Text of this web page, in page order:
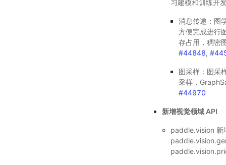
习建模和训练开
消息传递：图
方便完成进行
存占用，稠密
#44848,
图采样：图采
采样，
#44970
新增视觉领域 API
paddle.vision 新